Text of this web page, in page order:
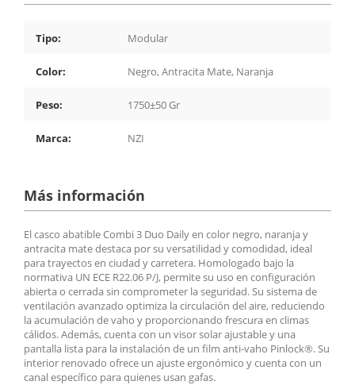
Tipo: Modular
Color: Negro, Antracita Mate, Naranja
Peso: 1750±50 Gr
Marca: NZI
Más información
El casco abatible Combi 3 Duo Daily en color negro, naranja y
antracita mate destaca por su versatilidad y comodidad, ideal
para trayectos en ciudad y carretera. Homologado bajo la
normativa UN ECE R22.06 P/J, permite su uso en configuración
abierta o cerrada sin comprometer la seguridad. Su sistema de
ventilación avanzado optimiza la circulación del aire, reduciendo
la acumulación de vaho y proporcionando frescura en climas
cálidos. Además, cuenta con un visor solar ajustable y una
pantalla lista para la instalación de un film anti-vaho Pinlock®. Su
interior renovado ofrece un ajuste ergonómico y cuenta con un
canal específico para quienes usan gafas.